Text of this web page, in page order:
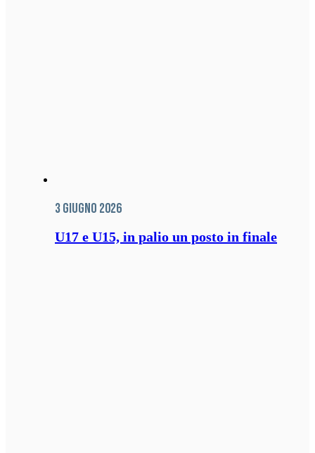
3 Giugno 2026
U17 e U15, in palio un posto in finale